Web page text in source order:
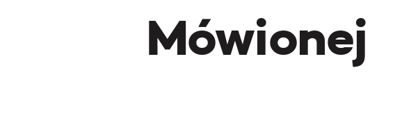
Mówionej